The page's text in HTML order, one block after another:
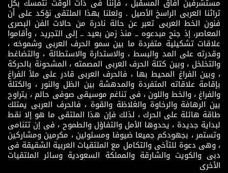
مستشرفين آفاق المسقبل ، فإننا فى ذات الوقت نتمسك بكل
تراثنا العربى الراسخ الأصيل . ولعلنا بهذا الملتقى نؤكد على أن
فنون الخط العربى تعبر عن حالة نادرة من حالات الفن البصرى
المعاصر، إذ جنح مبدعوه ــ منذ زمن بعيد ــ إلى التجريد ، وأقاموا
علاقات تشكيلية متفردة ما بين سمو الحرف العربى وشموخه ،
وقدرته على المد والبسط ، والاستدارة والاستطالة ، والتضاغط
والتخلخل ، وبين كتلة الحرف العربى المصمته ، المشحونة بالحركة
، وبين الفراغ المحيط بها ، فالحرف العربى قادر على ملأ الفراغ
بإقامة علاقاته المتفردة والمدهشة بين الظل والنور ، والكتلة
والفراغ ، والخط واللون ، فى تناغم موسيقى صوفى حالم ، يتراوح
بين الرهافة والرخاوة والغلاظة والقوة ، فالحرف العربى يمتلك
طاقة هائلة على الحرك ، لذلك فإن هذا الملتقى ما هو إلا نقط
لبداية جديدة ، يحدوها الأمل والتفاؤل والطموح ، فى إن تتنامى
وتستمر ، بجهودكم جميعا ضيوفا ومسئولين ، مكرمين ومشاركين
، وهى دعوة للتآخى والتكامل مع الملتقيات العربية الشقيقة فى
دبى والكويت والشارقة والمملكة السعودية وسائر الملتقيات
الأخرى